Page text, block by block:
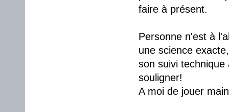
faire à présent.
Personne n'est à
une science
son suivi
souligner!
A moi de jouer